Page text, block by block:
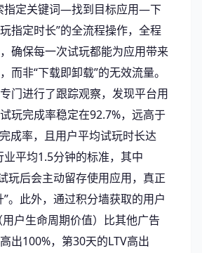
指定关键词—找到目标应用—下
指定时长”的全流程操作，全程
确保每一次试玩都能为应用带来
而非“下载即卸载”的无效流量。
门进行了跟踪观察，发现平台用
玩完成率稳定在92.7%，远高于
成率，且用户平均试玩时长达
平均1.5分钟的标准，其中
玩后会主动留存使用应用，真正
”。此外，通过积分墙获取的用户
户生命周期价值）比其他广告
出100%，第30天的LTV高出